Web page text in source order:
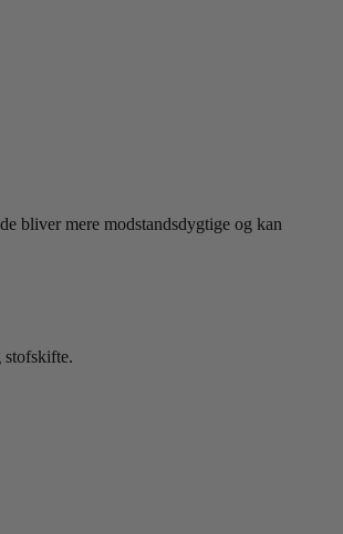
bliver mere modstandsdygtige og kan
stofskifte.